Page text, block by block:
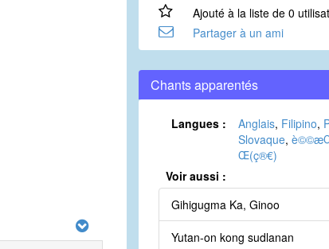
Ajouté à la liste de 0
Partager à un ami
Chants apparentés
Langues : Anglais, Filipino,
Slovaque,
Œ(ç®€)
Voir aussi :
Gihigugma Ka, Ginoo
Yutan-on kong sudlanan